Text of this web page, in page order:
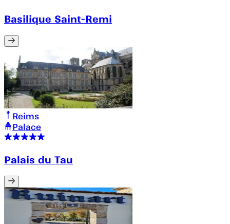
Basilique Saint-Remi
Reims
Palace
Palais du Tau